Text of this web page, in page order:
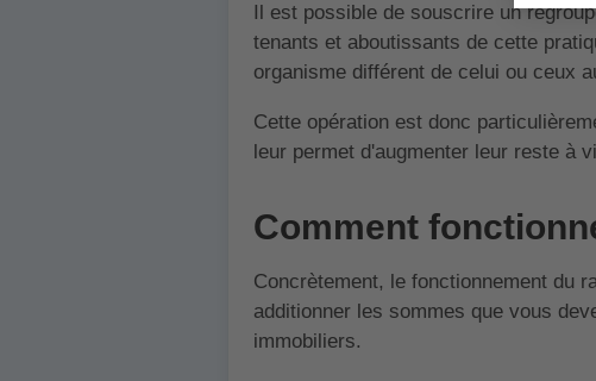
Il est possible de souscrire un
tenants et aboutissants de cette
organisme différent de celui ou ceux
Cette opération est donc
leur permet d'augmenter leur reste à
Comment
Concrètement, le fonctionnement du
additionner les sommes que vous
immobiliers.